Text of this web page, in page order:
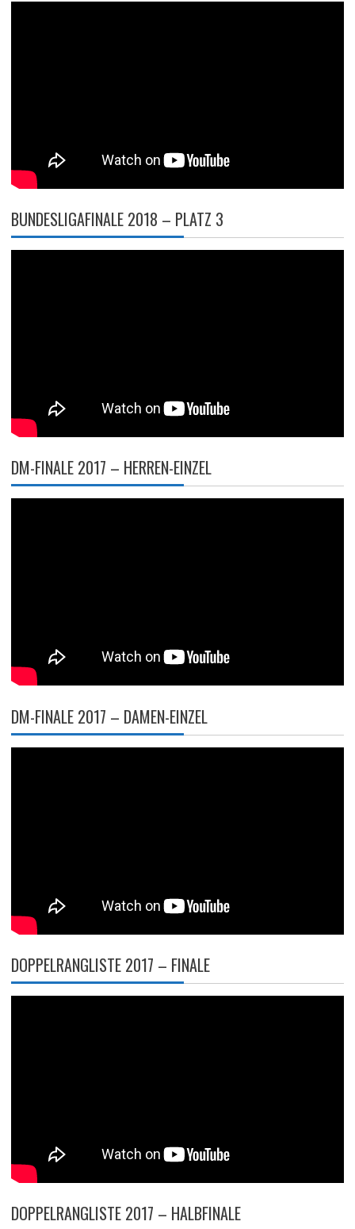
BUNDESLIGAFINALE 2018 – PLATZ 3
DM-FINALE 2017 – HERREN-EINZEL
DM-FINALE 2017 – DAMEN-EINZEL
DOPPELRANGLISTE 2017 – FINALE
DOPPELRANGLISTE 2017 – HALBFINALE